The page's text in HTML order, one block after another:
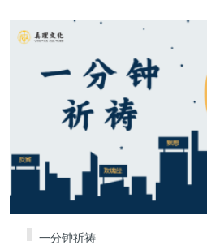
一分钟祈祷